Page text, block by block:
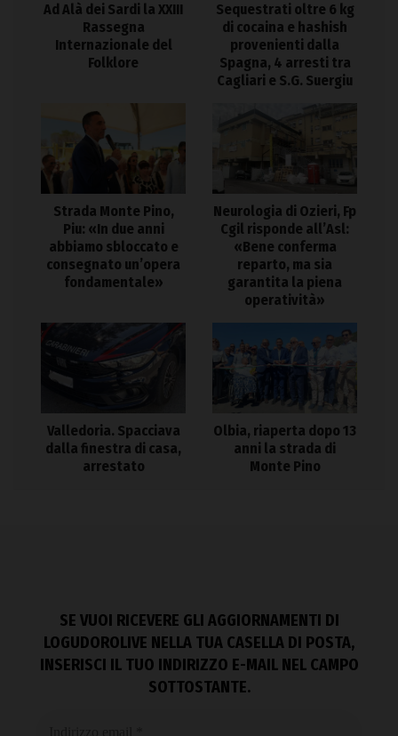
Ad Alà dei Sardi la XXIII
Rassegna
Internazionale del
Folklore
Sequestrati oltre 6 kg
di cocaina e hashish
provenienti dalla
Spagna, 4 arresti tra
Cagliari e S.G. Suergiu
Strada Monte Pino,
Piu: «In due anni
abbiamo sbloccato e
consegnato un’opera
fondamentale»
Neurologia di Ozieri, Fp
Cgil risponde all’Asl:
«Bene conferma
reparto, ma sia
garantita la piena
operatività»
Valledoria. Spacciava
dalla finestra di casa,
arrestato
Olbia, riaperta dopo 13
anni la strada di
Monte Pino
SE VUOI RICEVERE GLI AGGIORNAMENTI DI
LOGUDOROLIVE NELLA TUA CASELLA DI POSTA,
INSERISCI IL TUO INDIRIZZO E-MAIL NEL CAMPO
SOTTOSTANTE.